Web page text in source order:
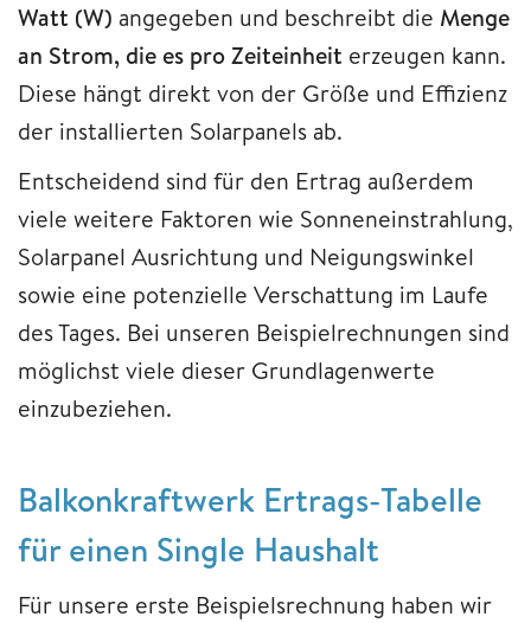
Watt (W) angegeben und beschreibt die Menge
an Strom, die es pro Zeiteinheit erzeugen kann.
Diese hängt direkt von der Größe und Effizienz
der installierten Solarpanels ab.
Entscheidend sind für den Ertrag außerdem
viele weitere Faktoren wie Sonneneinstrahlung,
Solarpanel Ausrichtung und Neigungswinkel
sowie eine potenzielle Verschattung im Laufe
des Tages. Bei unseren Beispielrechnungen sind
möglichst viele dieser Grundlagenwerte
einzubeziehen.
Balkonkraftwerk Ertrags-Tabelle
für einen Single Haushalt
Für unsere erste Beispielsrechnung haben wir